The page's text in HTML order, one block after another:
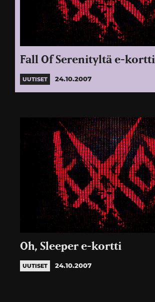
Fall Of Serenityltä e-kortti
UUTISET 24.10.2007
Oh, Sleeper e-kortti
UUTISET 24.10.2007